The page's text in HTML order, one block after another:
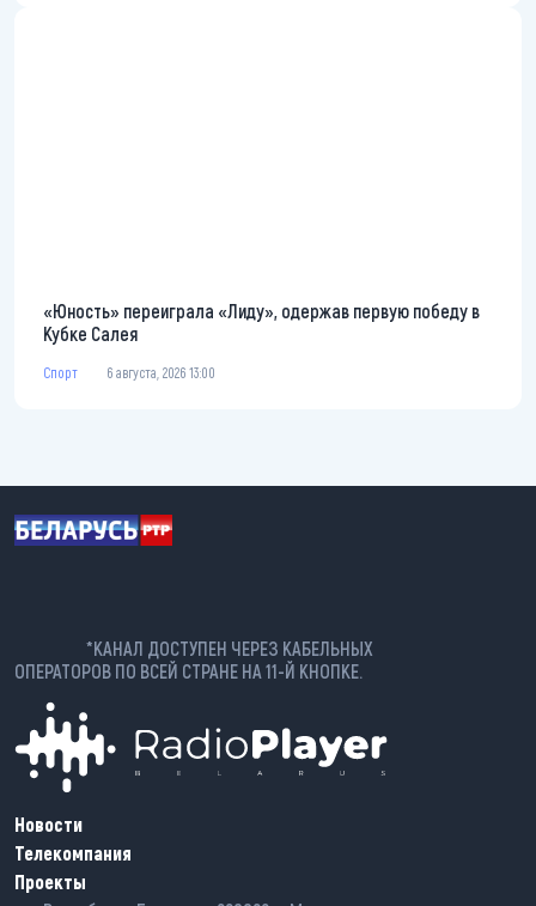
«Юность» переиграла «Лиду», одержав первую победу в
Кубке Салея
Спорт 6 августа, 2026 13:00
*КАНАЛ ДОСТУПЕН ЧЕРЕЗ КАБЕЛЬНЫХ
ОПЕРАТОРОВ ПО ВСЕЙ СТРАНЕ НА 11-Й КНОПКЕ.
Новости
Телекомпания
Проекты